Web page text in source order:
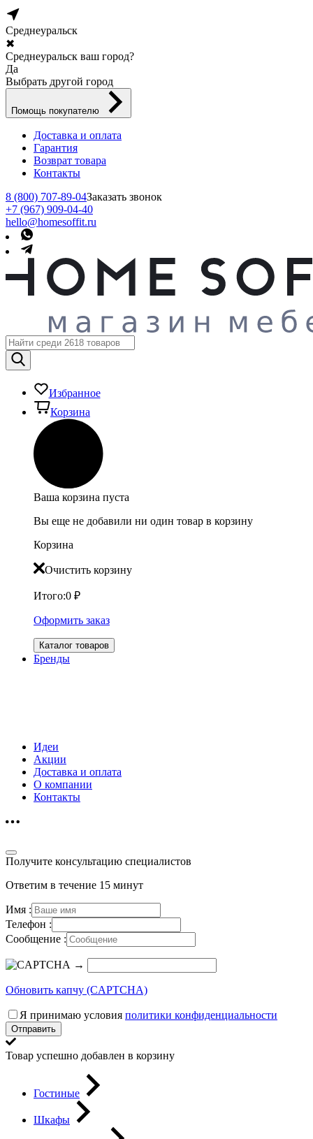
Среднеуральск
✖
Среднеуральск ваш город?
Да
Выбрать другой город
Помощь покупателю
Доставка и оплата
Гарантия
Возврат товара
Контакты
8 (800) 707-89-04Заказать звонок
+7 (967) 909-04-40
hello@homesoffit.ru
Избранное
Корзина
Ваша корзина пуста
Вы еще не добавили ни один товар в корзину
Корзина
Очистить корзину
Итого:0 ₽
Оформить заказ
Каталог товаров
Бренды
Идеи
Акции
Доставка и оплата
О компании
Контакты
Получите консультацию специалистов
Ответим в течение 15 минут
Имя :
Телефон :
Сообщение :
→
Обновить капчу (CAPTCHA)
Я принимаю условия политики конфиденциальности
Отправить
Товар успешно добавлен в корзину
Гостиные
Шкафы